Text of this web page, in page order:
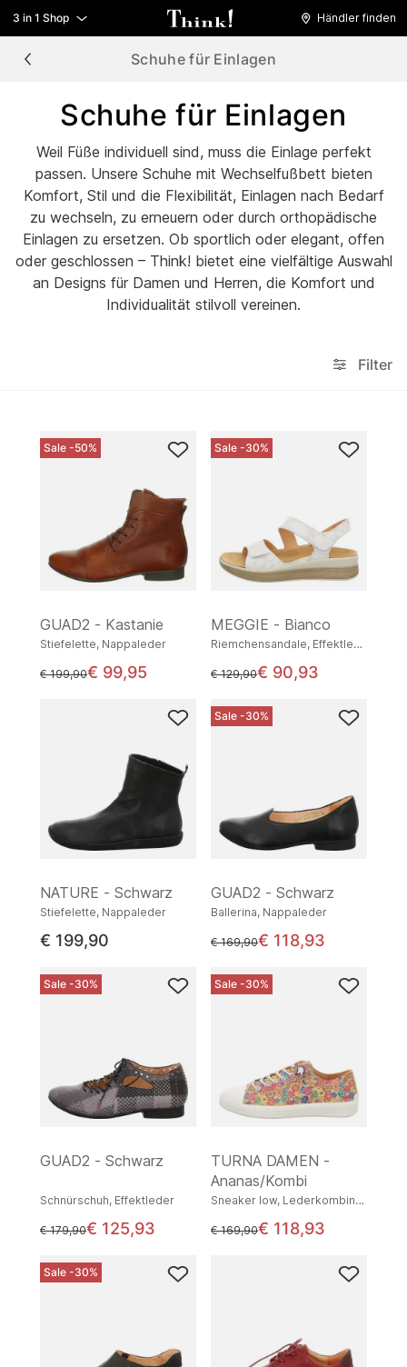
3 in 1 Shop Händler finden
Schuhe für Einlagen
Schuhe für Einlagen
Weil Füße individuell sind, muss die Einlage perfekt
passen. Unsere Schuhe mit Wechselfußbett bieten
Komfort, Stil und die Flexibilität, Einlagen nach Bedarf
zu wechseln, zu erneuern oder durch orthopädische
Einlagen zu ersetzen. Ob sportlich oder elegant, offen
oder geschlossen – Think! bietet eine vielfältige Auswahl
an Designs für Damen und Herren, die Komfort und
Individualität stilvoll vereinen.
Filter
Sale -50%
GUAD2 - Kastanie
Stiefelette, Nappaleder
statt
€ 199,90€ 99,95
Sale -30%
MEGGIE - Bianco
Riemchensandale, Effektleder
statt
€ 129,90€ 90,93
NATURE - Schwarz
Stiefelette, Nappaleder
€ 199,90
Sale -30%
GUAD2 - Schwarz
Ballerina, Nappaleder
statt
€ 169,90€ 118,93
Sale -30%
GUAD2 - Schwarz
Schnürschuh, Effektleder
statt
€ 179,90€ 125,93
Sale -30%
TURNA DAMEN -
Ananas/Kombi
Sneaker low, Lederkombination
statt
€ 169,90€ 118,93
Sale -30%